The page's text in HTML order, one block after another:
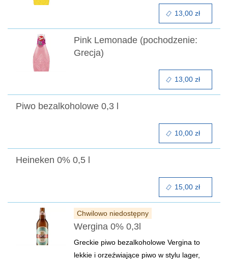
Pink Lemonade (pochodzenie:
Grecja)
Piwo bezalkoholowe 0,3 l
Heineken 0% 0,5 l
Chwilowo niedostępny
Wergina 0% 0,3l
Greckie piwo bezalkoholowe Vergina to
lekkie i orzeźwiające piwo w stylu lager,